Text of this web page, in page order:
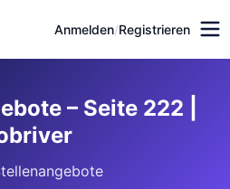
Anmelden/Registrieren
– Seite 222 |